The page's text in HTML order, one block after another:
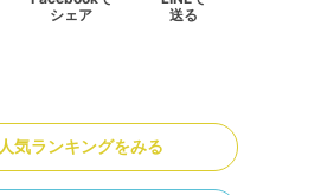
シェア
送る
人気ランキングをみる